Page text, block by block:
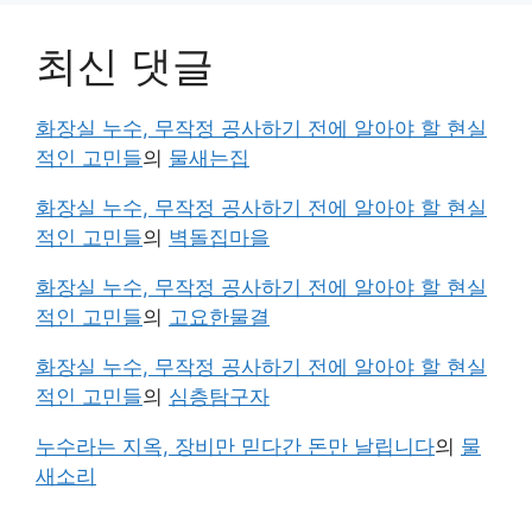
최신 댓글
화장실 누수, 무작정 공사하기 전에 알아야 할 현실
적인 고민들의 물새는집
화장실 누수, 무작정 공사하기 전에 알아야 할 현실
적인 고민들의 벽돌집마을
화장실 누수, 무작정 공사하기 전에 알아야 할 현실
적인 고민들의 고요한물결
화장실 누수, 무작정 공사하기 전에 알아야 할 현실
적인 고민들의 심층탐구자
누수라는 지옥, 장비만 믿다간 돈만 날립니다의 물
새소리